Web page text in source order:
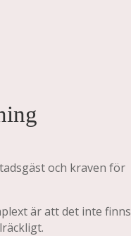
och kraven för
är att det inte finns